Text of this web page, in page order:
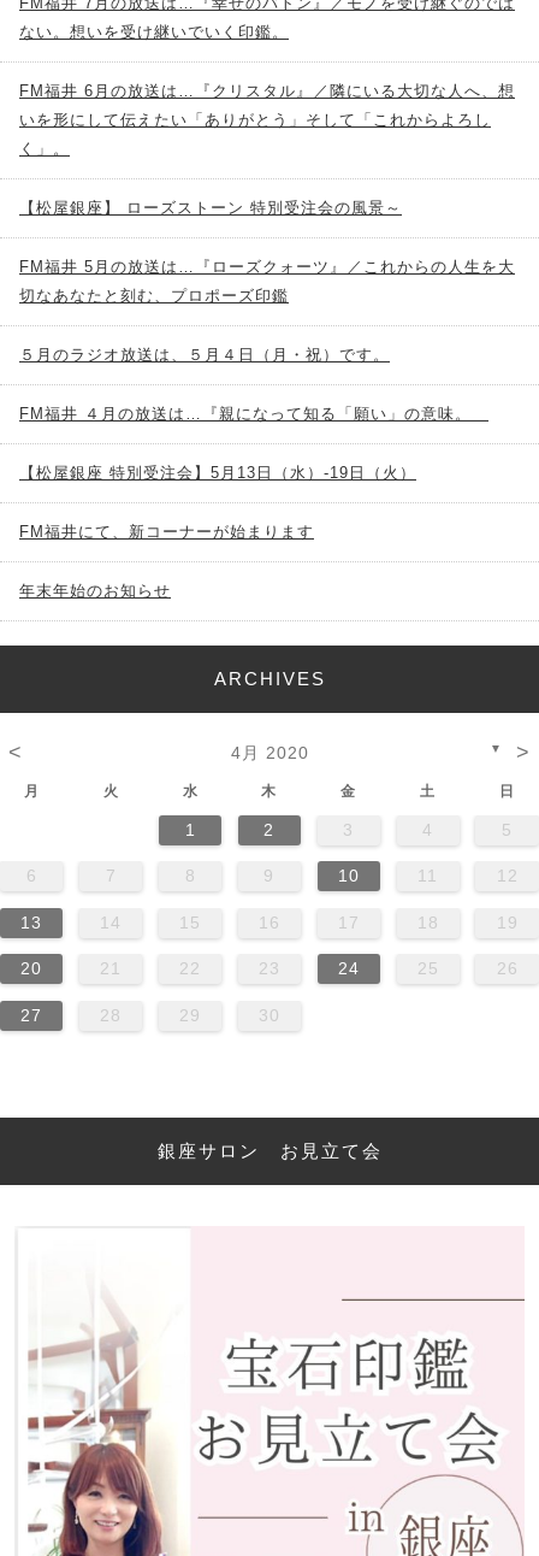
ない。想いを受け継いでいく印鑑。
FM福井 6月の放送は…『クリスタル』／隣にいる大切な人へ、想
いを形にして伝えたい「ありがとう」そして「これからよろし
く」。
【松屋銀座】 ローズストーン 特別受注会の風景～
FM福井 5月の放送は…『ローズクォーツ』／これからの人生を大
切なあなたと刻む、プロポーズ印鑑
５月のラジオ放送は、５月４日（月・祝）です。
FM福井 ４月の放送は…『親になって知る「願い」の意味。
【松屋銀座 特別受注会】5月13日（水）-19日（火）
FM福井にて、新コーナーが始まります
年末年始のお知らせ
ARCHIVES
< 4月 2020 ▼ >
月 火 水 木 金 土 日
1 2 3 4 5
6 7 8 9 10 11 12
13 14 15 16 17 18 19
20 21 22 23 24 25 26
27 28 29 30
銀座サロン お見立て会